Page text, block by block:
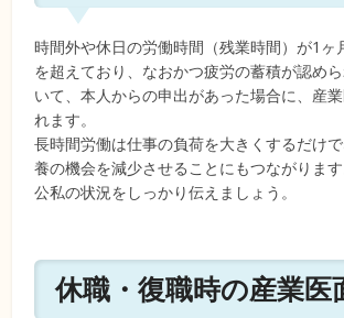
時間外や休日の労働時間（残業時間）が1ヶ
を超えており、なおかつ疲労の蓄積が認め
いて、本人からの申出があった場合に、産
れます。
長時間労働は仕事の負荷を大きくするだけ
養の機会を減少させることにもつながります
公私の状況をしっかり伝えましょう。
休職・復職時の産業医